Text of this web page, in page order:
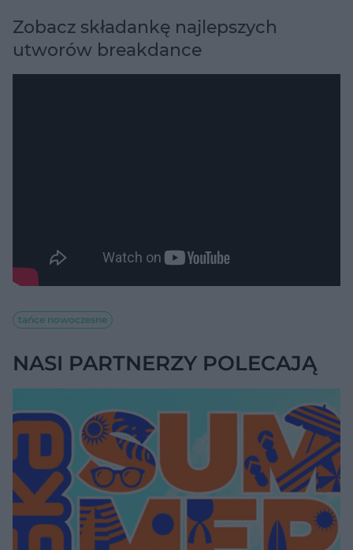
Zobacz składankę najlepszych
utworów breakdance
tańce nowoczesne
NASI PARTNERZY POLECAJĄ